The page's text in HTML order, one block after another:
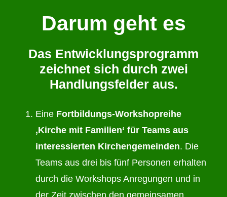
Darum geht es
Das Entwicklungsprogramm
zeichnet sich durch zwei
Handlungsfelder aus.
Eine Fortbildungs-Workshopreihe
‚Kirche mit Familien‘ für Teams aus
interessierten Kirchengemeinden. Die
Teams aus drei bis fünf Personen erhalten
durch die Workshops Anregungen und in
der Zeit zwischen den gemeinsamen